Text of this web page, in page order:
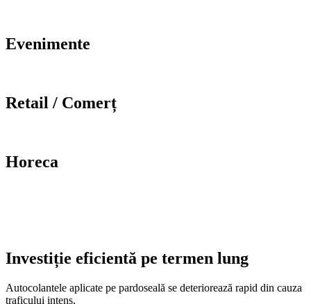
Evenimente
Retail / Comerț
Horeca
Investiție eficientă pe termen lung
Autocolantele aplicate pe pardoseală se deteriorează rapid din cauza
traficului intens,